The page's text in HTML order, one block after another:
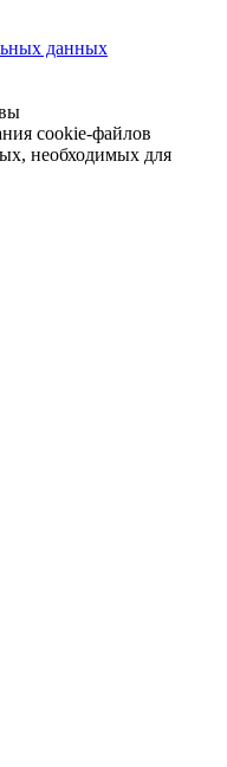
данных
cookie-файлов
необходимых для